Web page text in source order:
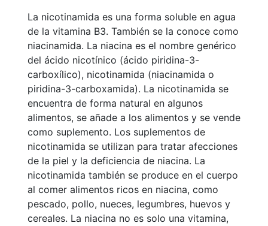
La nicotinamida es una forma soluble en agua
de la vitamina B3. También se la conoce como
niacinamida. La niacina es el nombre genérico
del ácido nicotínico (ácido piridina-3-
carboxílico), nicotinamida (niacinamida o
piridina-3-carboxamida). La nicotinamida se
encuentra de forma natural en algunos
alimentos, se añade a los alimentos y se vende
como suplemento. Los suplementos de
nicotinamida se utilizan para tratar afecciones
de la piel y la deficiencia de niacina. La
nicotinamida también se produce en el cuerpo
al comer alimentos ricos en niacina, como
pescado, pollo, nueces, legumbres, huevos y
cereales. La niacina no es solo una vitamina,